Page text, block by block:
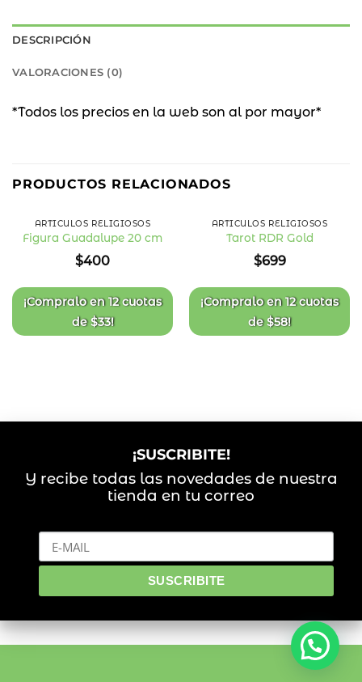
DESCRIPCIÓN
VALORACIONES (0)
*Todos los precios en la web son al por mayor*
PRODUCTOS RELACIONADOS
de
deseos
ARTÍCULOS RELIGIOSOS
Figura Guadalupe 20 cm
$400
¡Compralo en12 cuotas
de$33!
Nuevo
de
deseos
ARTÍCULOS RELIGIOSOS
Tarot RDR Gold
$699
¡Compralo en12 cuotas
de$58!
¡SUSCRIBITE!
Y recibe todas las novedades de nuestra
tienda en tu correo